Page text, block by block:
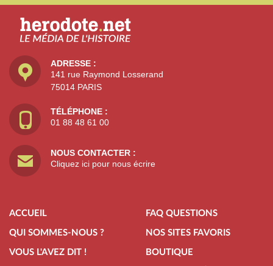
ADRESSE :
141 rue Raymond Losserand
75014 PARIS
TÉLÉPHONE :
01 88 48 61 00
NOUS CONTACTER :
Cliquez ici pour nous écrire
ACCUEIL
QUI SOMMES-NOUS ?
VOUS L'AVEZ DIT !
FAQ QUESTIONS
NOS SITES FAVORIS
BOUTIQUE